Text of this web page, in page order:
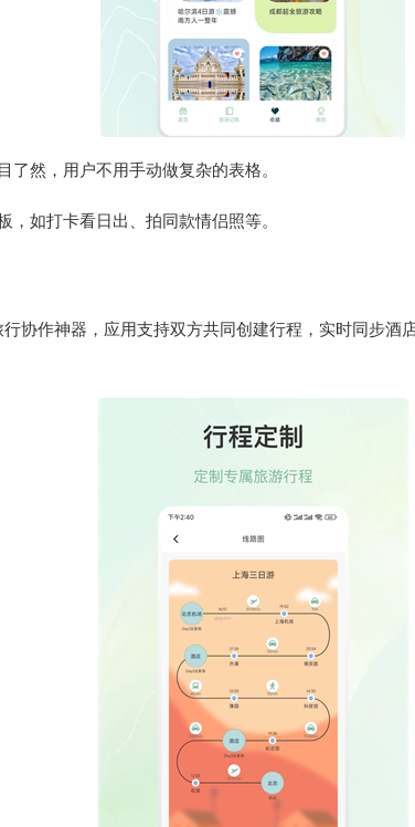
了然，用户不用手动做复杂的表格。
，如打卡看日出、拍同款情侣照等。
协作神器，应用支持双方共同创建行程，实时同步酒